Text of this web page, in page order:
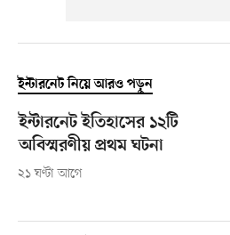
ইন্টারনেট নিয়ে আরও পড়ুন
ইন্টারনেট ইতিহাসের ১২টি
অবিস্মরণীয় প্রথম ঘটনা
২১ ঘণ্টা আগে